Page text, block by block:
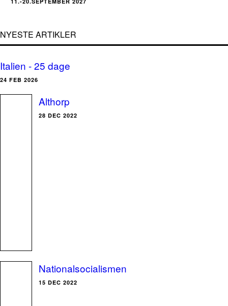
NYESTE ARTIKLER
Italien - 25 dage
24 FEB 2026
Althorp
28 DEC 2022
Nationalsocialismen
15 DEC 2022